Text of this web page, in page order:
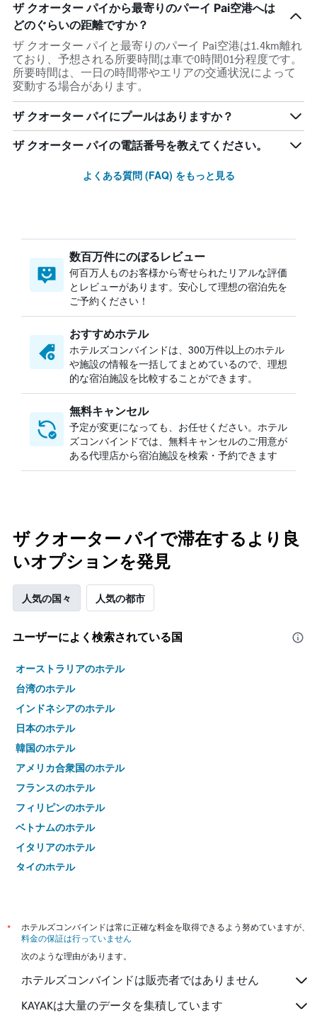
ザ クオーター パイから最寄りのパーイ Pai空港へは
どのぐらいの距離ですか？
ザ クオーター パイと最寄りのパーイ Pai空港は1.4km離れ
ており、予想される所要時間は車で0時間01分程度です。
所要時間は、一日の時間帯やエリアの交通状況によって
変動する場合があります。
ザ クオーター パイにプールはありますか？
ザ クオーター パイの電話番号を教えてください。
よくある質問 (FAQ) をもっと見る
数百万件にのぼるレビュー
何百万人ものお客様から寄せられたリアルな評価
とレビューがあります。安心して理想の宿泊先を
ご予約ください！
おすすめホテル
ホテルズコンバインドは、300万件以上のホテル
や施設の情報を一括してまとめているので、理想
的な宿泊施設を比較することができます。
無料キャンセル
予定が変更になっても、お任せください。ホテル
ズコンバインドでは、無料キャンセルのご用意が
ある代理店から宿泊施設を検索・予約できます
ザ クオーター パイで滞在するより良
いオプションを発見
人気の国々 人気の都市
ユーザーによく検索されている国
オーストラリアのホテル
台湾のホテル
インドネシアのホテル
日本のホテル
韓国のホテル
アメリカ合衆国のホテル
フランスのホテル
フィリピンのホテル
ベトナムのホテル
イタリアのホテル
タイのホテル
*
ホテルズコンバインドは常に正確な料金を取得できるよう努めていますが、
料金の保証は行っていません
次のような理由があります。
ホテルズコンバインドは販売者ではありません
KAYAKは大量のデータを集積しています